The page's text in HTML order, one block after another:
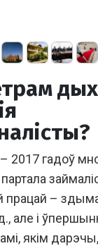
2017 гадоў
працай –
але і
якім